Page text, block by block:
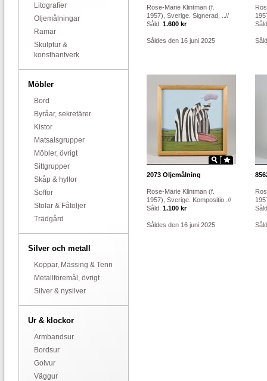
Litografier
Oljemålningar
Ramar
Skulptur &
konsthantverk
Möbler
Bord
Byråar, sekretärer
Kistor
Matsalsgrupper
Möbler, övrigt
Sittgrupper
Skåp & hyllor
Soffor
Stolar & Fåtöljer
Trädgård
Silver och metall
Koppar, Mässing & Tenn
Metallföremål, övrigt
Silver & nysilver
Ur & klockor
Armbandsur
Bordsur
Golvur
Väggur
Rose-Marie Klintman (f.
1957), Sverige. Signerad, ..//
Såld: 1.600 kr
Såldes den 16 juni 2025
2073 Oljemålning
Rose-Marie Klintman (f.
1957), Sverige. Kompositio..//
Såld: 1.100 kr
Såldes den 16 juni 2025